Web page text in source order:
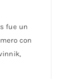
fue un
con